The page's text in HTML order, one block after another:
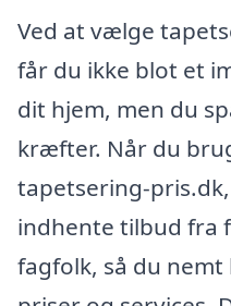
Ved at vælge
får du ikke blot et
dit hjem, men du
kræfter. Når du
tapetsering-
indhente tilbud fra
fagfolk, så du